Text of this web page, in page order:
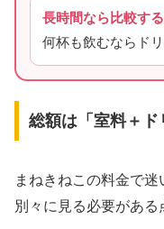
長時間なら比較する
何杯も飲むならド
総額は「室料＋
まねきねこの料金で
別々に見る必要がある